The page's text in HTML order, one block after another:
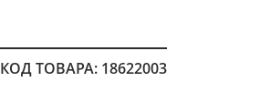
КОД ТОВАРА: 18622003